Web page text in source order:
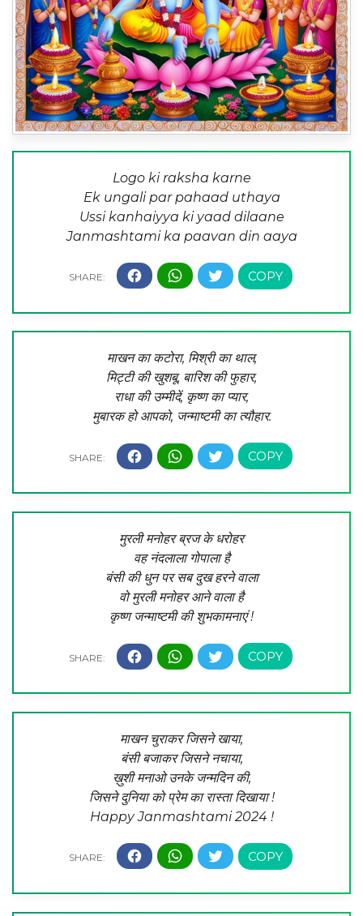
Logo ki raksha karne
Ek ungali par pahaad uthaya
Ussi kanhaiyya ki yaad dilaane
Janmashtami ka paavan din aaya
माखन का कटोरा, मिश्री का थाल,
मिट्टी की खुशबू, बारिश की फुहार,
राधा की उम्मीदें, कृष्ण का प्यार,
मुबारक हो आपको, जन्माष्टमी का त्यौहार.
मुरली मनोहर ब्रज के धरोहर
वह नंदलाला गोपाला है
बंसी की धुन पर सब दुख हरने वाला
वो मुरली मनोहर आने वाला है
कृष्ण जन्माष्टमी की शुभकामनाएं !
माखन चुराकर जिसने खाया,
बंसी बजाकर जिसने नचाया,
ख़ुशी मनाओ उनके जन्मदिन की,
जिसने दुनिया को प्रेम का रास्ता दिखाया !
Happy Janmashtami 2024 !